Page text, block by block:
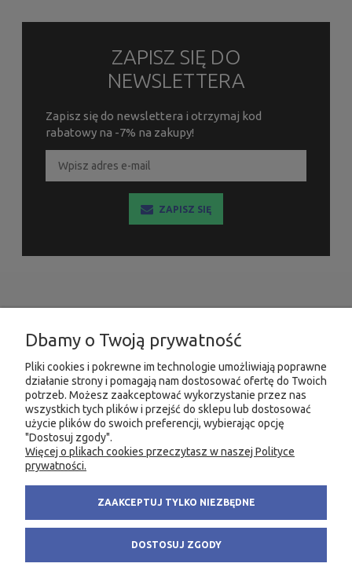
ZAPISZ SIĘ DO
NEWSLETTERA
Zapisz się do newslettera i otrzymaj kod
rabatowy na -7% na zakupy!
ZAPISZ SIĘ
INFORMACJE
MOJE KONTO
PRODUKTY
KONTAKT
info@fachowa.pl
KSIĘGARNIA FACHOWA.PL
80-299 Gdańsk
NIP: 584-182-39-49
Dbamy o Twoją prywatność
Pliki cookies i pokrewne im technologie umożliwiają poprawne
działanie strony i pomagają nam dostosować ofertę do Twoich
potrzeb. Możesz zaakceptować wykorzystanie przez nas
wszystkich tych plików i przejść do sklepu lub dostosować
użycie plików do swoich preferencji, wybierając opcję
"Dostosuj zgody".
Więcej o plikach cookies przeczytasz w naszej Polityce
prywatności.
ZAAKCEPTUJ TYLKO NIEZBĘDNE
DOSTOSUJ ZGODY